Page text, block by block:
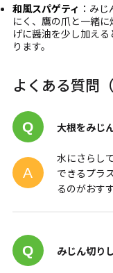
和風スパゲティ ：み
にく、鷹の爪と一緒
げに醤油を少し加え
ります。
よくある質問（
大根をみじ
水にさらし
できるプラ
るのがおす
みじん切り